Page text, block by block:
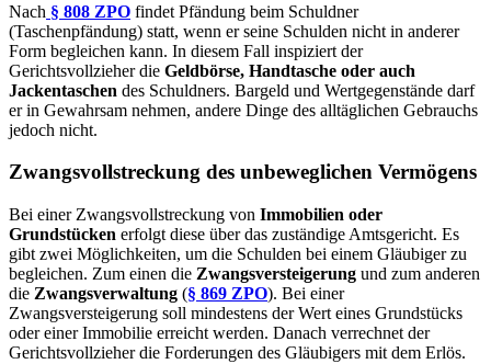
Nach § 808 ZPO findet Pfändung beim Schuldner
(Taschenpfändung) statt, wenn er seine Schulden nicht in anderer
Form begleichen kann. In diesem Fall inspiziert der
Gerichtsvollzieher die Geldbörse, Handtasche oder auch
Jackentaschen des Schuldners. Bargeld und Wertgegenstände darf
er in Gewahrsam nehmen, andere Dinge des alltäglichen Gebrauchs
jedoch nicht.
Zwangsvollstreckung des unbeweglichen Vermögens
Bei einer Zwangsvollstreckung von Immobilien oder
Grundstücken erfolgt diese über das zuständige Amtsgericht. Es
gibt zwei Möglichkeiten, um die Schulden bei einem Gläubiger zu
begleichen. Zum einen die Zwangsversteigerung und zum anderen
die Zwangsverwaltung (§ 869 ZPO). Bei einer
Zwangsversteigerung soll mindestens der Wert eines Grundstücks
oder einer Immobilie erreicht werden. Danach verrechnet der
Gerichtsvollzieher die Forderungen des Gläubigers mit dem Erlös.